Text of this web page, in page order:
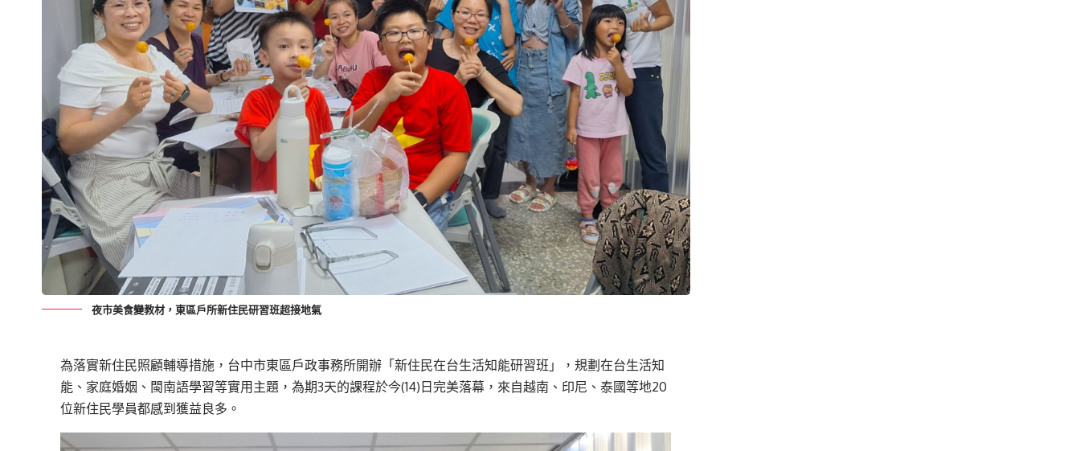
夜市美食變教材，東區戶所新住民研習班超接地氣
為落實新住民照顧輔導措施，台中市東區戶政事務所開辦「新住民在台生活知能研習班」，規劃在台生活知
能、家庭婚姻、閩南語學習等實用主題，為期3天的課程於今(14)日完美落幕，來自越南、印尼、泰國等地20
位新住民學員都感到獲益良多。